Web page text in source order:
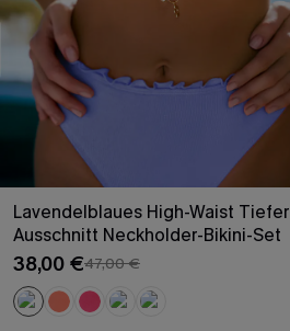
Lavendelblaues High-Waist Tiefer
Ausschnitt Neckholder-Bikini-Set
38,00 €47,00 €